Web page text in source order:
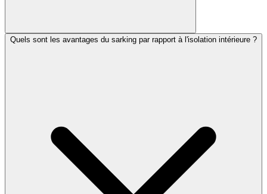
Quels sont les avantages du sarking par rapport à l'isolation intérieure ?